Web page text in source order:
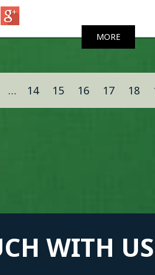
MORE
… 14 15 16 17 18
WITH US